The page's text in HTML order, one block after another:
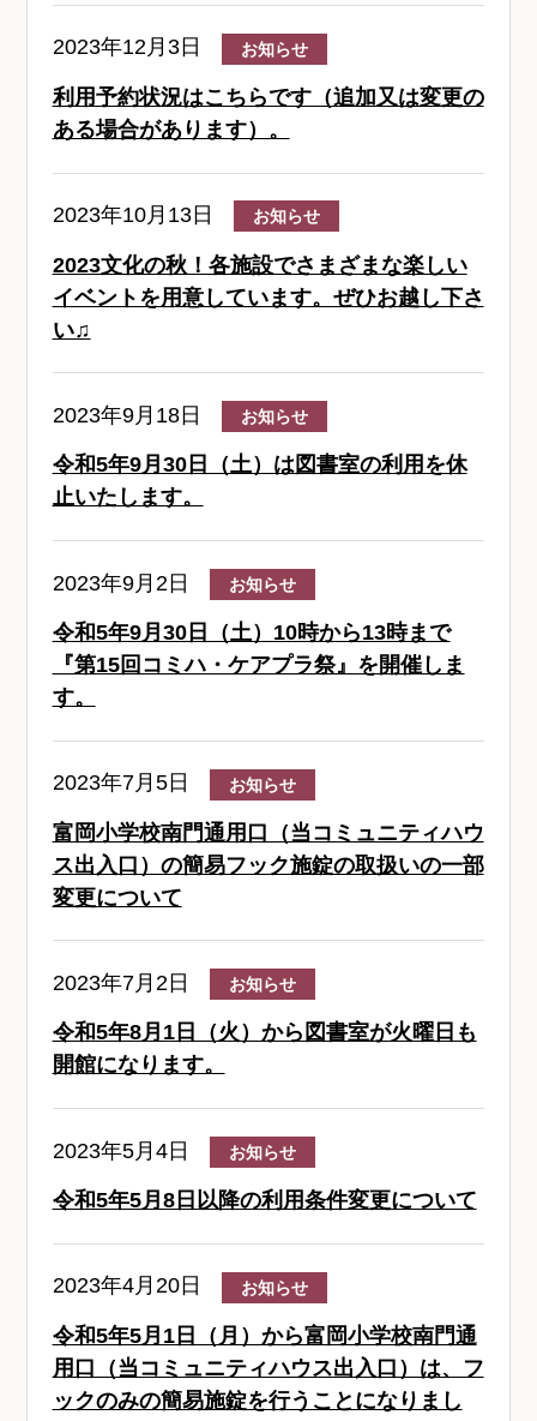
2023年12月3日 お知らせ
利用予約状況はこちらです（追加又は変更の
ある場合があります）。
2023年10月13日 お知らせ
2023文化の秋！各施設でさまざまな楽しい
イベントを用意しています。ぜひお越し下さ
い♫
2023年9月18日 お知らせ
令和5年9月30日（土）は図書室の利用を休
止いたします。
2023年9月2日 お知らせ
令和5年9月30日（土）10時から13時まで
『第15回コミハ・ケアプラ祭』を開催しま
す。
2023年7月5日 お知らせ
富岡小学校南門通用口（当コミュニティハウ
ス出入口）の簡易フック施錠の取扱いの一部
変更について
2023年7月2日 お知らせ
令和5年8月1日（火）から図書室が火曜日も
開館になります。
2023年5月4日 お知らせ
令和5年5月8日以降の利用条件変更について
2023年4月20日 お知らせ
令和5年5月1日（月）から富岡小学校南門通
用口（当コミュニティハウス出入口）は、フ
ックのみの簡易施錠を行うことになりまし